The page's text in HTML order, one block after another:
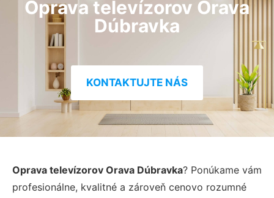
Oprava televízorov Orava
Dúbravka
KONTAKTUJTE NÁS
Oprava televízorov Orava Dúbravka? Ponúkame vám
profesionálne, kvalitné a zároveň cenovo rozumné